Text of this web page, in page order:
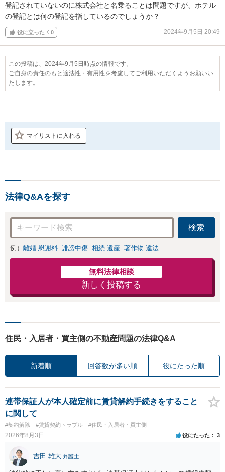
登記されていないのに株式会社と名乗ることは問題ですが、ホテル
の登記とは何の登記を指しているのでしょうか？
役に立った 0 2024年9月5日 20:49
この投稿は、2024年9月5日時点の情報です。
ご自身の責任のもと適法性・有用性を考慮してご利用いただくようお願いい
たします。
マイリストに入れる
法律Q&Aを探す
検索
例） 離婚 慰謝料 誹謗中傷 相続 遺産 著作物 違法
無料法律相談
新しく投稿する
住民・入居者・買主側の不動産問題の法律Q&A
新着順 回答数が多い順 役にたった順
連帯保証人が本人確定前に賃貸解約手続きをすること
に関して
#契約解除 #賃貸契約トラブル #住民・入居者・買主側
2026年8月3日 役にたった 3
吉田 雄大 弁護士